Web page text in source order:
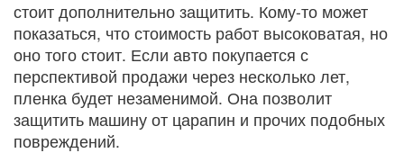
стоит дополнительно защитить. Кому-то может
показаться, что стоимость работ высоковатая, но
оно того стоит. Если авто покупается с
перспективой продажи через несколько лет,
пленка будет незаменимой. Она позволит
защитить машину от царапин и прочих подобных
повреждений.